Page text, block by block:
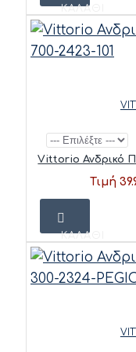
ΚΑΛΆΘΙ
Vittorio Ανδρικό
Τιμή
ΚΑΛΆΘΙ